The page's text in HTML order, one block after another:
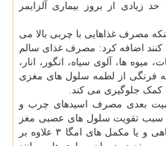
زیادی از بروز بیماری آلزایمر
مصرف غذاهایی با چربی بالا می
کنند اضافه کرد: مصرف غذای سالم
میوه ها، آلوی سیاه، انگور، انار،
فرنگی از لطمه سلول های مغزی
کمک جلوگیری می کند.
بعدی مصرف اسیدهای چرب و
سبب تقویت سلول های عصبی مغز
می شوند بدین سبب مصرف ماهی و یا مکمل های امگا ۳ علاوه بر